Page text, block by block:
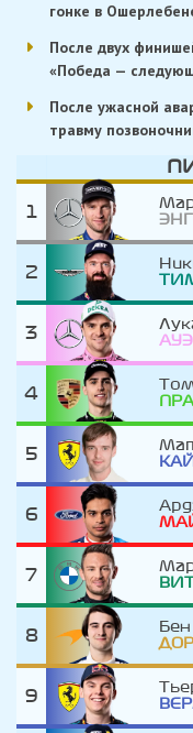
гонке в
После двух
«Победа —
После ужасной
травму
1
2
3
4
5
6
7
8
Бен
9